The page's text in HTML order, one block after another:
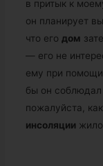
в притык к
он планирует
что его дом
— его не
ему при помощи
бы он
пожалуйста,
инсоляции